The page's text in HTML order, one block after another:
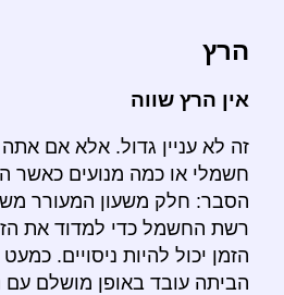
הרץ
אין הרץ שווה
זה לא עניין גדול. אלא אם
חשמלי או כמה מנועים כאשר
הסבר: חלק משעון המעורר
רשת החשמל כדי למדוד את
הזמן יכול להיות ניסויים.
הביתה עובד באופן מושלם עם